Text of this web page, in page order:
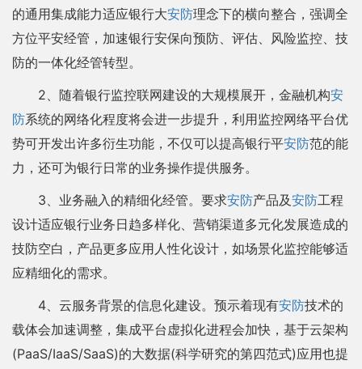
的通用集成能力适应银行大安防理念下的横向整合，强调全
方位平安经管，加速银行安保向预防、评估、风险监控、技
防的一体化经管转型。
2、随着银行监控联网建设的大规模展开，金融机构安
防系统的网络化程度将会进一步提升，利用监控网络平台优
势可开发出许多衍生功能，不仅可以提高银行平安防范的能
力，还可为银行日常的业务操作提供服务。
3、业务融入的精细化经管。要求安防产品及安防工程
设计适应银行业务日趋多样化、营销渠道多元化发展造成的
技防空白，产品更多应用人性化设计，如场景化监控能够适
应精细化的需求。
4、云服务背景的信息化建设。预示着现有安防技术的
载体会加速调整，集成平台虚拟化进程会加快，基于云架构
(PaaS/IaaS/SaaS)的大数据(科学研究的第四范式)应用也提